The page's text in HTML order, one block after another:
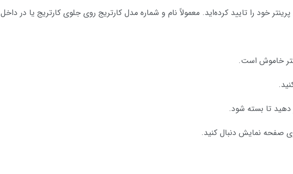
خود را تایید کرده‌اید. معمولاً نام و شماره مدل کارتریج روی جلوی کارتریج یا در
خاموش است.
دهید تا بسته شود.
صفحه نمایش دنبال کنید.